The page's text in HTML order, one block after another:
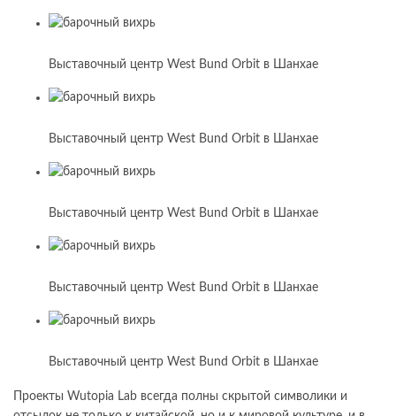
Выставочный центр West Bund Orbit в Шанхае
Выставочный центр West Bund Orbit в Шанхае
Выставочный центр West Bund Orbit в Шанхае
Выставочный центр West Bund Orbit в Шанхае
Выставочный центр West Bund Orbit в Шанхае
Проекты Wutopia Lab всегда полны скрытой символики и